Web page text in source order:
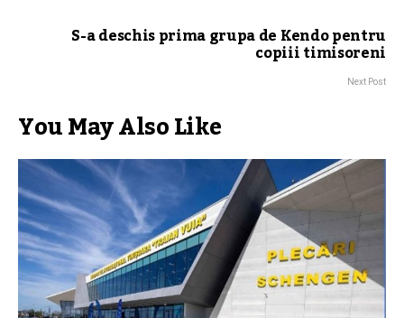
S-a deschis prima grupa de Kendo pentru
copiii timisoreni
Next Post
You May Also Like